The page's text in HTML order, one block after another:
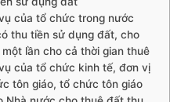
của tổ chức trong nước
thu tiền sử dụng đất, cho
lần cho cả thời gian thuê
của tổ chức kinh tế, đơn vị
tôn giáo, tổ chức tôn giáo